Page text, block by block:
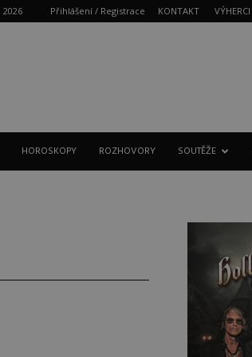
2026 Přihlášení / Registrace KONTAKT VÝHERCI
HOROSKOPY ROZHOVORY SOUTĚŽE